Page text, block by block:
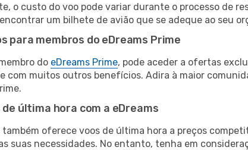
o custo do voo pode variar durante o processo de
um bilhete de avião que se adeque ao seu
para membros do eDreams Prime
do eDreams Prime, pode aceder a ofertas
com muitos outros benefícios. Adira à maior
de última hora com a eDreams
também oferece voos de última hora a preços
suas necessidades. No entanto, tenha em